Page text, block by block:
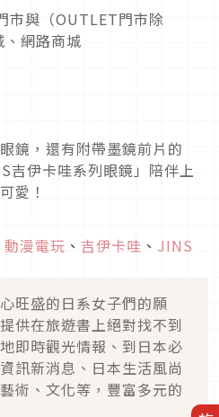
與（OUTLET門市除
網路商城
鏡，還有附帶墨鏡前片的
伊卡哇系列眼鏡」陪伴上
愛！
動漫電玩 、 吉伊卡哇 、 JINS
旺盛的日系女子們的願
供在旅遊書上絕對找不到
即時觀光情報、到日本必
訊新消息、日本生活風尚
術、文化等，豐富多元的